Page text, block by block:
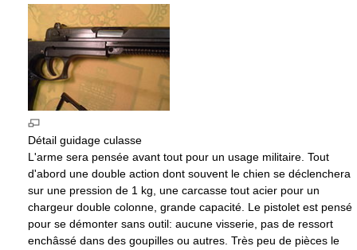
Détail guidage culasse
L'arme sera pensée avant tout pour un usage militaire. Tout
d'abord une double action dont souvent le chien se déclenchera
sur une pression de 1 kg, une carcasse tout acier pour un
chargeur double colonne, grande capacité. Le pistolet est pensé
pour se démonter sans outil: aucune visserie, pas de ressort
enchâssé dans des goupilles ou autres. Très peu de pièces le